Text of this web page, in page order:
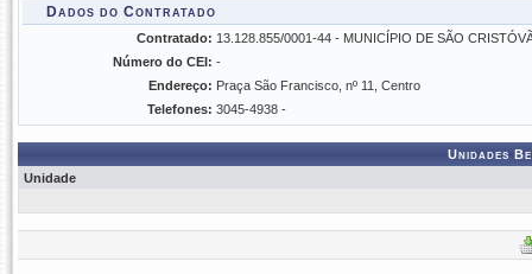
Dados do Contratado
Contratado: 13.128.855/0001-44 - MUNICÍPIO DE SÃO
Número do CEI: -
Endereço: Praça São Francisco, nº 11, Centro
Telefones: 3045-4938 -
Unidades
Unidade